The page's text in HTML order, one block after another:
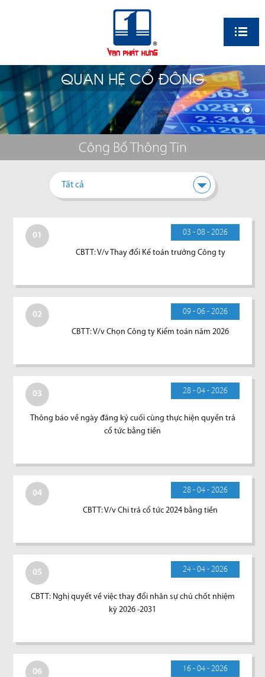
QUAN HỆ CỔ ĐÔNG
Công Bố Thông Tin
Tất cả
01 03 - 08 - 2026
CBTT: V/v Thay đổi Kế toán trưởng Công ty
02 09 - 06 - 2026
CBTT: V/v Chọn Công ty Kiểm toán năm 2026
03 28 - 04 - 2026
Thông báo về ngày đăng ký cuối cùng thực hiện quyền trả
cổ tức bằng tiền
04 28 - 04 - 2026
CBTT: V/v Chi trả cổ tức 2024 bằng tiền
05 24 - 04 - 2026
CBTT: Nghị quyết về việc thay đổi nhân sự chủ chốt nhiệm
kỳ 2026 -2031
06 16 - 04 - 2026